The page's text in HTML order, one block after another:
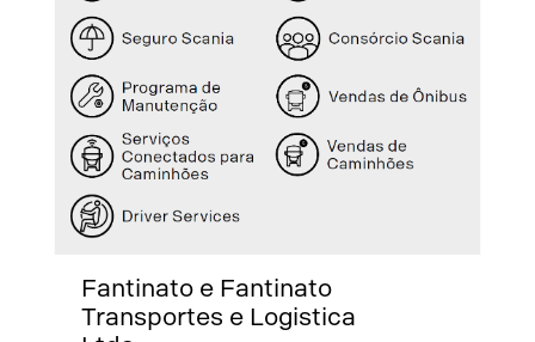
Fantinato e Fantinato
Transportes e Logistica